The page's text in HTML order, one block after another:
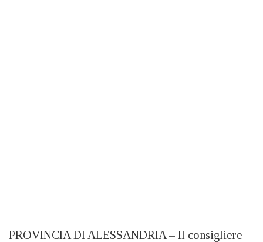
PROVINCIA DI ALESSANDRIA – Il consigliere